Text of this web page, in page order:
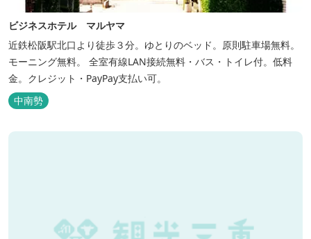
ビジネスホテル マルヤマ
近鉄松阪駅北口より徒歩３分。ゆとりのベッド。原則駐車場無料。
モーニング無料。 全室有線LAN接続無料・バス・トイレ付。低料
金。クレジット・PayPay支払い可。
中南勢